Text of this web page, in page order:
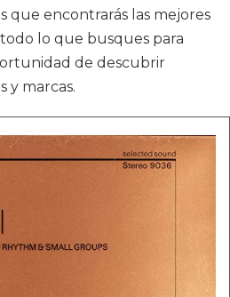
que encontrarás las mejores
lo que busques para
de descubrir
y marcas.